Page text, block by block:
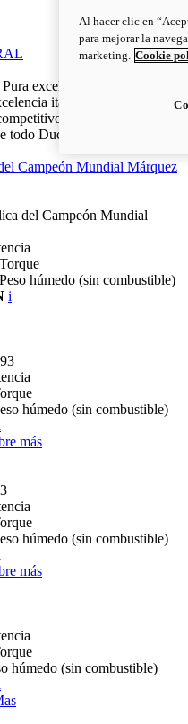
excelencia italiana.
italiana, con ADN
la Panigale es el
todo Ducatista.
Campeón Mundial Márquez
del Campeón Mundial
Torque
Peso húmedo (sin combustible)
i
húmedo (sin combustible)
más
húmedo (sin combustible)
más
húmedo (sin combustible)
Al hacer clic en
para mejorar la
marketing. Cookie